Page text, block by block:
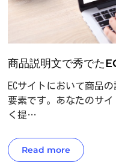
商品説明文で秀でた
ECサイトにおいて商品
要素です。あなたのサ
く提…
Read more